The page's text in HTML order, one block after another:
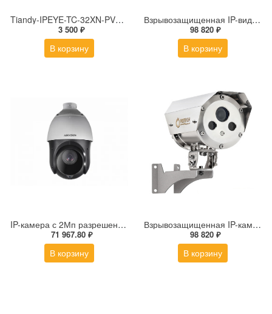
Tiandy-IPEYE-TC-32XN-PVZ 2Мп купольная «турель» IP камера с фиксированным объективом, серия SPARK со встроенным агентом IPEYE для ПВЗ
3 500 ₽
В корзину
Взрывозащищенная IP-видеокамера Релион Релион-Exd-Н-100-ИК-IP5Мп2.8mm-PoE-МК-TR
98 820 ₽
В корзину
IP-камера с 2Мп разрешением DS-2DE4225IW-DE(S5)
71 967.80 ₽
В корзину
Взрывозащищенная IP-камера Релион Релион-Exd-Н-100-ИК-IP5Мп3.6mm-PoE-МК-TR
98 820 ₽
В корзину